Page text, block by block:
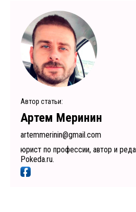
Автор статьи:
Артем Меринин
artemmerinin@gmail.com
юрист по профессии, автор и
Pokeda.ru.